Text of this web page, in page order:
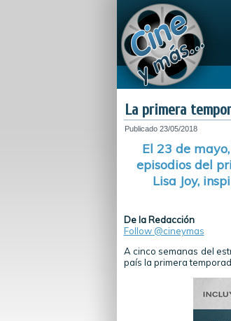
La primera
Publicado 23/05/2018
El 23 de
episodios del
Lisa Joy,
De la Redacción
Follow @cineymas
A cinco semanas del
país la primera